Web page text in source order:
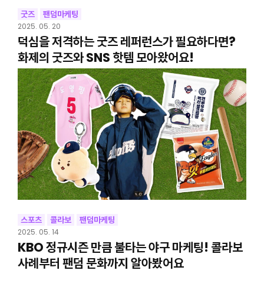
굿즈 팬덤마케팅
2025. 05. 20
덕심을 저격하는 굿즈 레퍼런스가 필요하다면?
화제의 굿즈와 SNS 핫템 모아왔어요!
스포츠 콜라보 팬덤마케팅
2025. 05. 14
KBO 정규시즌 만큼 불타는 야구 마케팅! 콜라보
사례부터 팬덤 문화까지 알아봤어요